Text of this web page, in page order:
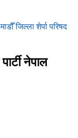
जिल्ला शेर्पा परिषद
नेपाल